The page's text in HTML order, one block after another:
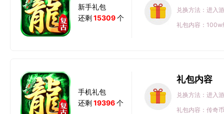
新手礼包
还剩15309个
兑换方法：进入
礼包内容：
手机礼包
还剩19396个
礼包内容
兑换方法：进入
礼包内容：传奇